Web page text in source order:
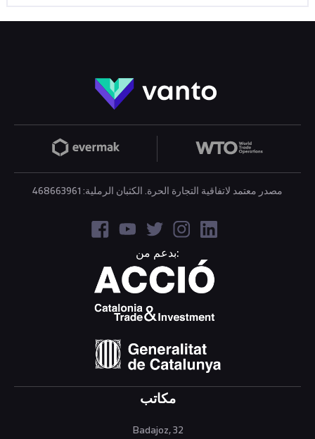
مصدر معتمد لاتفاقية التجارة الحرة. الكثبان الرملية: 468663961
بدعم من:
مكاتب
Badajoz, 32